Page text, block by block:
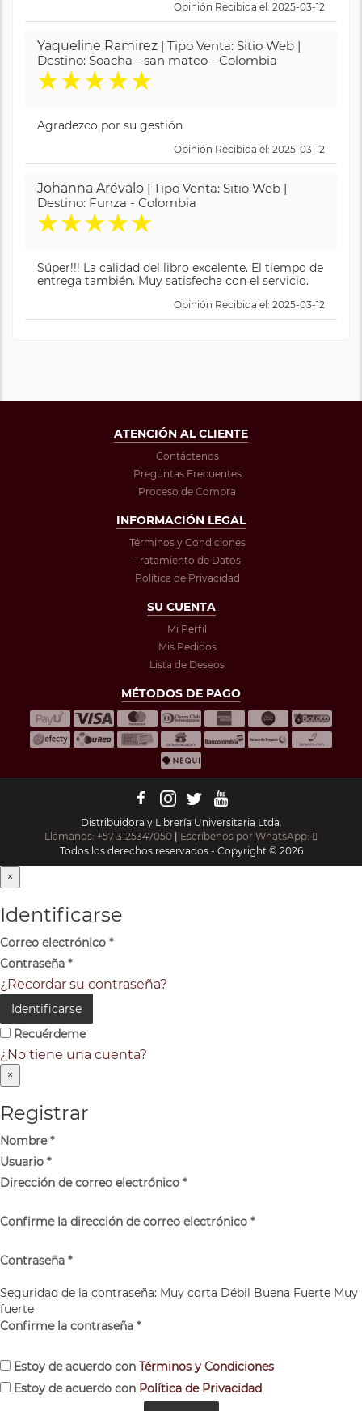
Opinión Recibida el: 2025-03-12
Yaqueline Ramirez | Tipo Venta: Sitio Web |
Destino: Soacha - san mateo - Colombia
★★★★★
Agradezco por su gestión
Opinión Recibida el: 2025-03-12
Johanna Arévalo | Tipo Venta: Sitio Web |
Destino: Funza - Colombia
★★★★★
Súper!!! La calidad del libro excelente. El tiempo de
entrega también. Muy satisfecha con el servicio.
Opinión Recibida el: 2025-03-12
ATENCIÓN AL CLIENTE
Contáctenos
Preguntas Frecuentes
Proceso de Compra
INFORMACIÓN LEGAL
Términos y Condiciones
Tratamiento de Datos
Política de Privacidad
SU CUENTA
Mi Perfil
Mis Pedidos
Lista de Deseos
MÉTODOS DE PAGO
Distribuidora y Librería Universitaria Ltda.
Llámanos: +57 3125347050
Escríbenos por WhatsApp:
Todos los derechos reservados - Copyright © 2026
×
Identificarse
Correo electrónico *
Contraseña *
¿Recordar su contraseña?
Identificarse
Recuérdeme
¿No tiene una cuenta?
×
Registrar
Nombre*
Usuario *
Dirección de correo electrónico *
Confirme la dirección de correo electrónico *
Contraseña *
Seguridad de la contraseña: Muy corta Débil Buena Fuerte Muy
fuerte
Confirme la contraseña *
Estoy de acuerdo con Términos y Condiciones
Estoy de acuerdo con Política de Privacidad